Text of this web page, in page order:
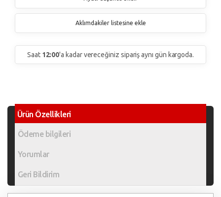
Aklımdakiler listesine ekle
Saat 12:00'a kadar vereceğiniz sipariş aynı gün kargoda.
Ürün Özellikleri
Ödeme bilgileri
Yorumlar
Geri Bildirim